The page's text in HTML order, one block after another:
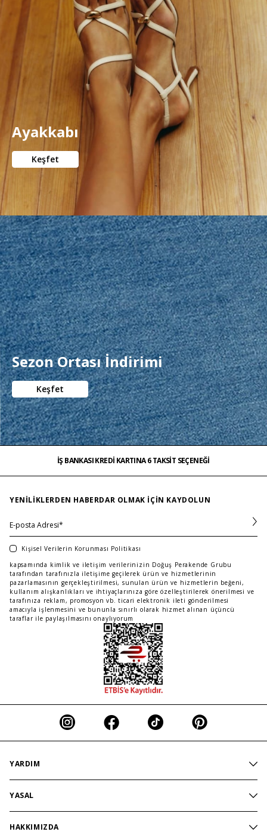
Ayakkabı
Keşfet
Sezon Ortası İndirimi
Keşfet
İŞ BANKASI KREDİ KARTINA 6 TAKSİT SEÇENEĞİ
MAĞAZADAN İADE & DEĞİŞİM
ÜCRETSİZ TESLİMAT
MAĞAZADAN İADE & DEĞİŞİM
ÜCRETSİZ TESLİMAT
…
YARDIM
Sık Sorulan Sorular
YASAL
HAKKIMIZDA
YENILIKLERDEN HABERDAR OLMAK IÇIN KAYDOLUN
Kişisel Verilerin Korunması Politikası
kapsamında kimlik ve iletişim verilerinizin Doğuş Perakende Grubu
tarafından tarafınızla iletişime geçilerek ürün ve hizmetlerinin
pazarlamasının gerçekleştirilmesi, sunulan ürün ve hizmetlerin beğeni,
kullanım alışkanlıkları ve ihtiyaçlarınıza göre özelleştirilerek önerilmesi ve
tarafınıza reklam, promosyon vb. ticari elektronik ileti gönderilmesi
amacıyla işlenmesini ve bununla sınırlı olarak hizmet alınan üçüncü
taraflar ile paylaşılmasını onaylıyorum